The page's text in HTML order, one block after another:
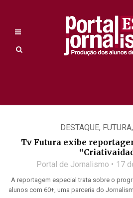
DESTAQUE, FUTURA,
Tv Futura exibe
Portal de Jornalismo 17
A reportagem especial trata sobre o
alunos com 60+, uma parceria do